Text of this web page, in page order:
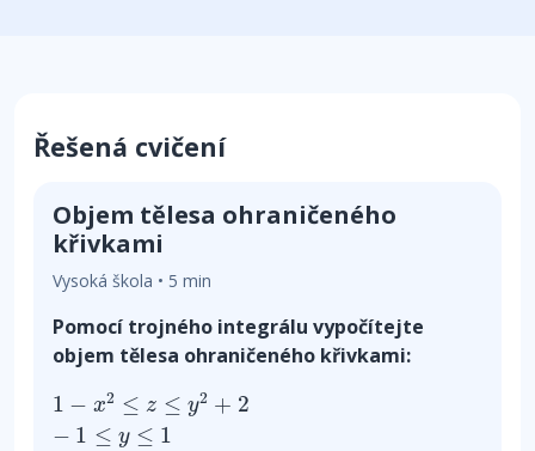
Řešená cvičení
Objem tělesa ohraničeného
křivkami
Vysoká škola • 5 min
Pomocí trojného integrálu vypočítejte
objem tělesa ohraničeného křivkami:
1 − x2 ≤ z ≤ y2 + 2
− 1 ≤ y ≤ 1
1 2≤ ≤ y2 +2−1 ≤ y≤